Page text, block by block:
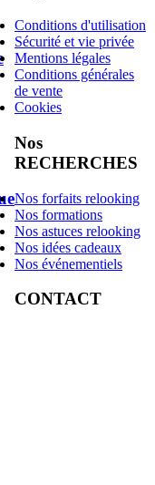
Conditions d'utilisation
Sécurité et vie privée
Mentions légales
Conditions générales
de vente
Cookies
Nos
RECHERCHES
Nos forfaits relooking
Nos formations
Nos astuces relooking
Nos idées cadeaux
Nos événementiels
CONTACT